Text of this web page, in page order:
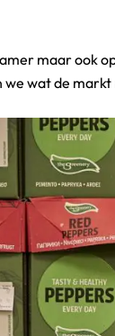
maar ook
wat de
Zo